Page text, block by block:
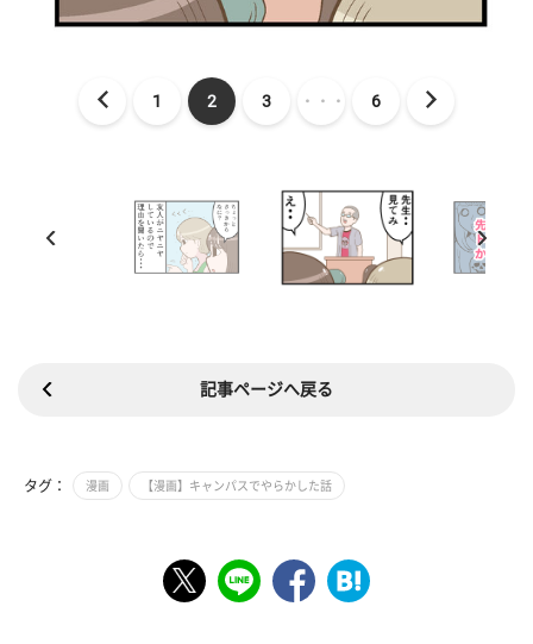
1 2 3 ・・・ 6
記事ページへ戻る
タグ： 漫画 【漫画】キャンパスでやらかした話